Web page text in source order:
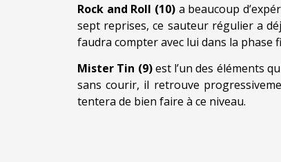
Rock and Roll (10) a beaucoup
sept reprises, ce sauteur régulier a
faudra compter avec lui dans la phase
Mister Tin (9)est l’un des éléments
sans courir, il retrouve
tentera de bien faire à ce niveau.